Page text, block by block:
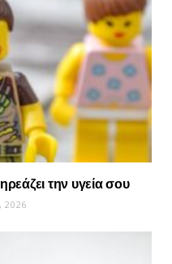
την υγεία σου
2026